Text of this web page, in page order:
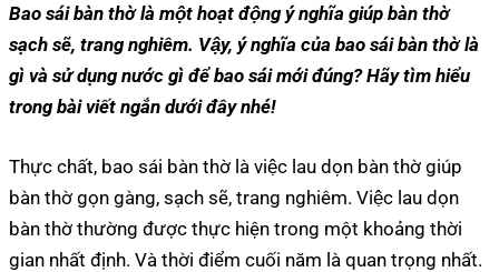
Bao sái bàn thờ là một hoạt động ý nghĩa giúp bàn thờ
sạch sẽ, trang nghiêm. Vậy, ý nghĩa của bao sái bàn thờ là
gì và sử dụng nước gì để bao sái mới đúng? Hãy tìm hiểu
trong bài viết ngắn dưới đây nhé!
Thực chất, bao sái bàn thờ là việc lau dọn bàn thờ giúp
bàn thờ gọn gàng, sạch sẽ, trang nghiêm. Việc lau dọn
bàn thờ thường được thực hiện trong một khoảng thời
gian nhất định. Và thời điểm cuối năm là quan trọng nhất.